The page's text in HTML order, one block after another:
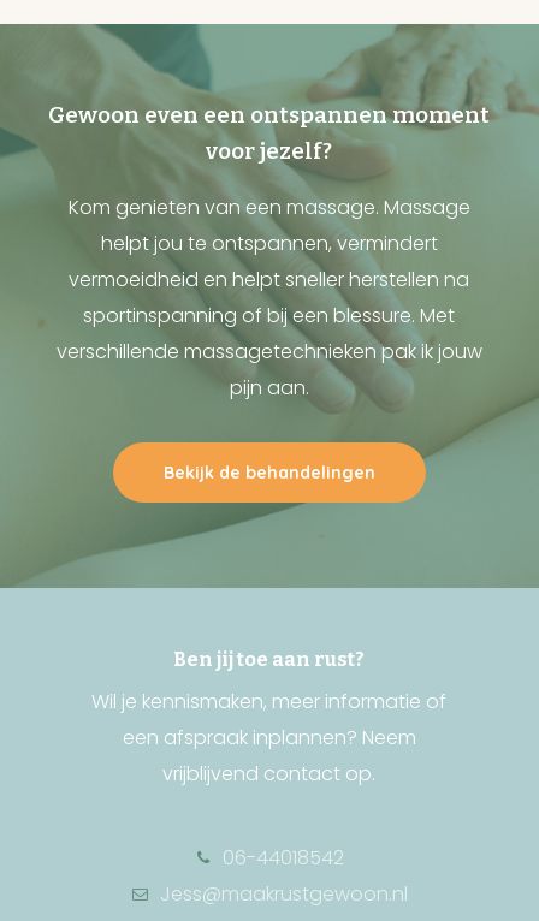
Gewoon even een ontspannen moment
voor jezelf?
Kom genieten van een massage. Massage
helpt jou te ontspannen, vermindert
vermoeidheid en helpt sneller herstellen na
sportinspanning of bij een blessure. Met
verschillende massagetechnieken pak ik jouw
pijn aan.
Bekijk de behandelingen
Ben jij toe aan rust?
Wil je kennismaken, meer informatie of
een afspraak inplannen? Neem
vrijblijvend contact op.
06-44018542
Jess@maakrustgewoon.nl